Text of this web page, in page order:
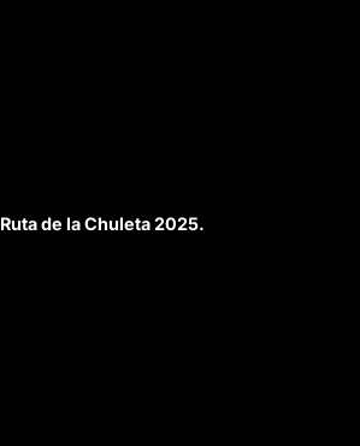
de la Chuleta 2025.